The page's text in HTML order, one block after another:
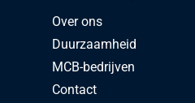
Over ons
Duurzaamheid
MCB-bedrijven
Contact